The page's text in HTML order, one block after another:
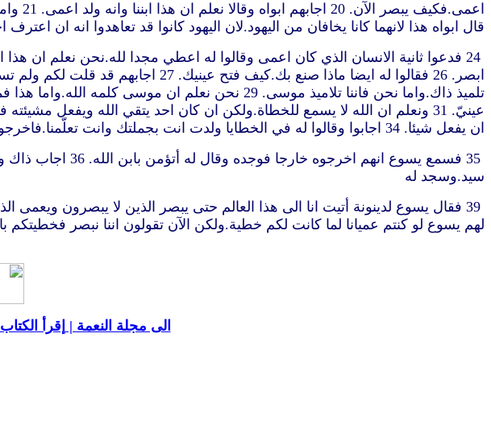
قال ابواه هذا لانهما كانا يخافان من اليهود.لان اليهود كانوا قد تعاهدوا انه ان اعترف احد بانه المسيح يخرج من
ان يفعل شيئا. 34 اجابوا وقالوا له في الخطايا ولدت انت بجملتك وانت تعلّمنا.فاخرجوه خارجا
سيد.وسجد له
لهم يسوع لو كنتم عميانا لما كانت لكم خطية.ولكن الآن تقولون اننا نبصر فخطيتكم
الى مجلة النعمة | إقرأ